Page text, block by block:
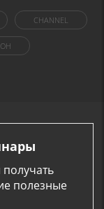
CHANNEL
полезные